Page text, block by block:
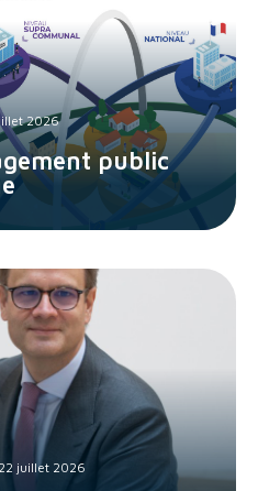
2026
public
22 juillet 2026